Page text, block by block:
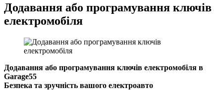
Додавання або програмування ключів
електромобіля
Додавання або програмування ключів електромобіля в
Garage55
Безпека та зручність вашого електроавто